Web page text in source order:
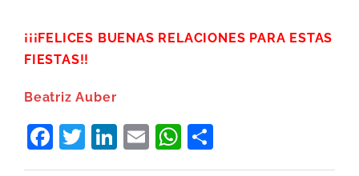
¡¡¡FELICES BUENAS RELACIONES PARA ESTAS
FIESTAS!!
Beatriz Auber
Facebook
Twitter
LinkedIn
EmailWhatsApp